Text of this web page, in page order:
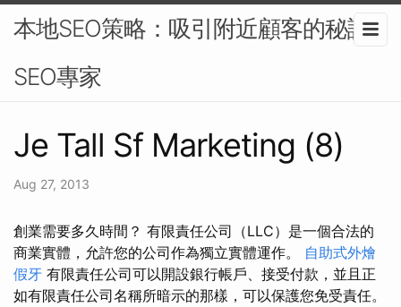
本地SEO策略：吸引附近顧客的秘訣-
SEO專家
Je Tall Sf Marketing (8)
Aug 27, 2013
創業需要多久時間？ 有限責任公司（LLC）是一個合法的
商業實體，允許您的公司作為獨立實體運作。 自助式外燴
假牙 有限責任公司可以開設銀行帳戶、接受付款，並且正
如有限責任公司名稱所暗示的那樣，可以保護您免受責任。